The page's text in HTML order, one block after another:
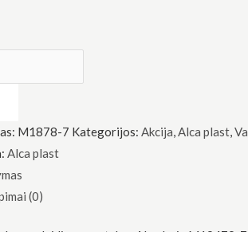
M1878-7 Kategorijos: Akcija,Alca plast,
Alca plast
(0)